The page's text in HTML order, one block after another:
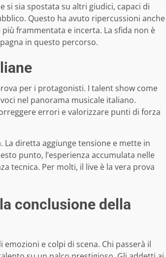
si sia spostata su altri giudici, capaci di
Questo ha avuto ripercussioni anche
frammentata e incerta. La sfida non è
in questo percorso.
per i protagonisti. I talent show come
nel panorama musicale italiano.
errori e valorizzare punti di forza
diretta aggiunge tensione e mette in
punto, l’esperienza accumulata nelle
tecnica. Per molti, il live è la vera prova
conclusione della
e colpi di scena. Chi passerà il